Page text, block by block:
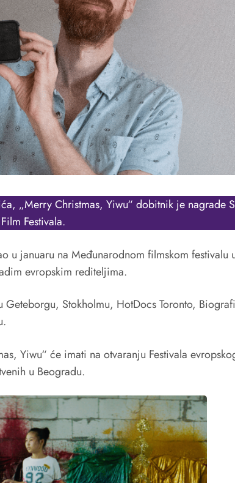
„Merry Christmas, Yiwu“ dobitnik je nagrade
Festivala.
u januaru na Međunarodnom filmskom festivalu
evropskim rediteljima.
Stokholmu, HotDocs Toronto,
Yiwu“ će imati na otvaranju Festivala
u Beogradu.